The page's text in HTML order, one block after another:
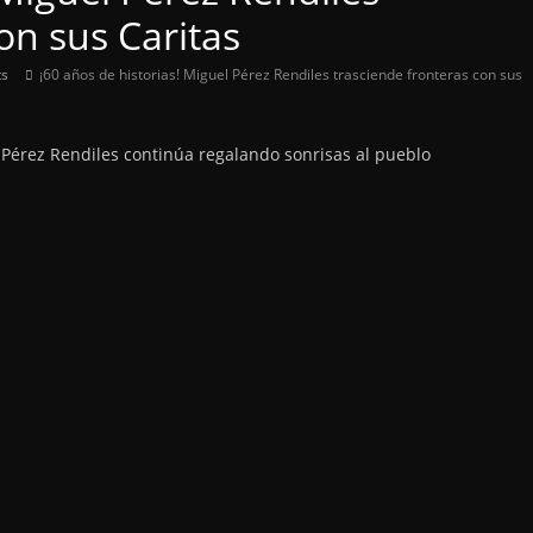
sus Caritas
¡60 años de historias! Miguel Pérez Rendiles trasciende fronteras con sus
Rendiles continúa regalando sonrisas al pueblo